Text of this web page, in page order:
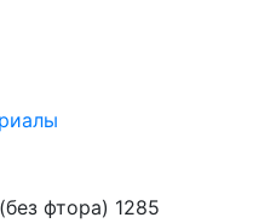
фтора) 1285